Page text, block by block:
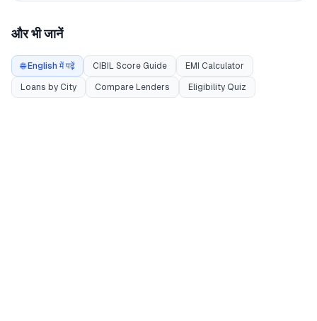
और भी जानें
🌐 English में पढ़ें CIBIL Score Guide EMI Calculator
Loans by City Compare Lenders Eligibility Quiz